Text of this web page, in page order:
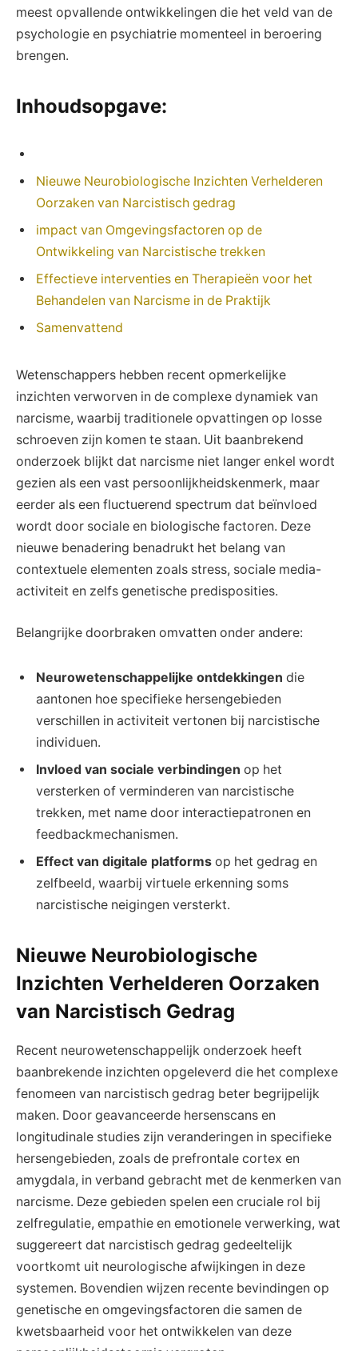
meest opvallende ontwikkelingen die het veld van de
psychologie en psychiatrie momenteel in beroering
brengen.
Inhoudsopgave:
Nieuwe Neurobiologische Inzichten Verhelderen
Oorzaken van Narcistisch gedrag
impact van Omgevingsfactoren op de
Ontwikkeling van Narcistische trekken
Effectieve interventies en Therapieën voor het
Behandelen van Narcisme in de Praktijk
Samenvattend
Wetenschappers hebben recent opmerkelijke
inzichten verworven in de complexe dynamiek van
narcisme, waarbij traditionele opvattingen op losse
schroeven zijn komen te staan. Uit baanbrekend
onderzoek blijkt dat narcisme niet langer enkel wordt
gezien als een vast persoonlijkheidskenmerk, maar
eerder als een fluctuerend spectrum dat beïnvloed
wordt door sociale en biologische factoren. Deze
nieuwe benadering benadrukt het belang van
contextuele elementen zoals stress, sociale media-
activiteit en zelfs genetische predisposities.
Belangrijke doorbraken omvatten onder andere:
Neurowetenschappelijke ontdekkingen die
aantonen hoe specifieke hersengebieden
verschillen in activiteit vertonen bij narcistische
individuen.
Invloed van sociale verbindingen op het
versterken of verminderen van narcistische
trekken, met name door interactiepatronen en
feedbackmechanismen.
Effect van digitale platforms op het gedrag en
zelfbeeld, waarbij virtuele erkenning soms
narcistische neigingen versterkt.
Nieuwe Neurobiologische
Inzichten Verhelderen Oorzaken
van Narcistisch Gedrag
Recent neurowetenschappelijk onderzoek heeft
baanbrekende inzichten opgeleverd die het complexe
fenomeen van narcistisch gedrag beter begrijpelijk
maken. Door geavanceerde hersenscans en
longitudinale studies zijn veranderingen in specifieke
hersengebieden, zoals de prefrontale cortex en
amygdala, in verband gebracht met de kenmerken van
narcisme. Deze gebieden spelen een cruciale rol bij
zelfregulatie, empathie en emotionele verwerking, wat
suggereert dat narcistisch gedrag gedeeltelijk
voortkomt uit neurologische afwijkingen in deze
systemen. Bovendien wijzen recente bevindingen op
genetische en omgevingsfactoren die samen de
kwetsbaarheid voor het ontwikkelen van deze